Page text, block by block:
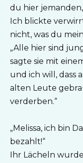
du hier
Ich blickte
nicht, was du
„Alle hier sind
sagte sie mit
und ich will, dass
alten Leute
verderben.“
„Melissa, ich bin
bezahlt!“
Ihr Lächeln